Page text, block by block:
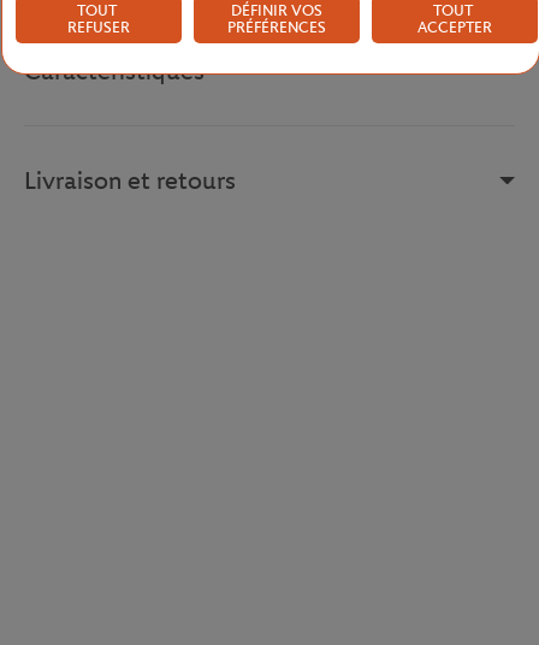
Caractéristiques
Livraison et retours
TOUT
REFUSER
DÉFINIR VOS
PRÉFÉRENCES
TOUT
ACCEPTER